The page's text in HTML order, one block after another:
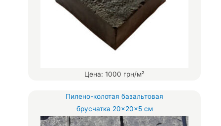
Цена: 1000 грн/м²
Пилено-колотая базальтовая
брусчатка 20×20×5 см